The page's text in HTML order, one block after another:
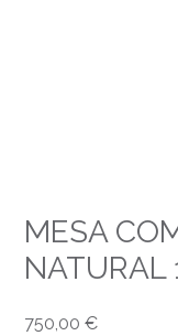
MESA
NATURAL
750,00€